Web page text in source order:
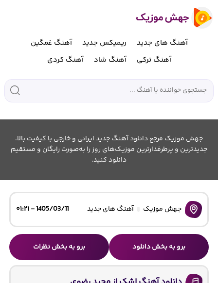
آهنگ های جدید ریمیکس جدید
آهنگ غمگین
آهنگ ترکی
آهنگ شاد آهنگ کردی
جهش موزیک مرجع دانلود آهنگ جدید ایرانی و خارجی با کیفیت بالا.
جدیدترین و پرطرفدارترین موزیک‌های روز را به‌صورت رایگان و مستقیم
دانلود کنید.
جهش موزیک آهنگ های جدید 1405/03/11 - ۰۱:۲۱
برو به بخش دانلود برو به بخش نظرات